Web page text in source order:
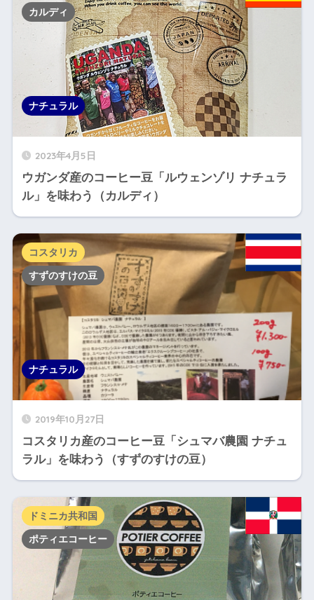
2023年4月5日
ウガンダ産のコーヒー豆「ルウェンゾリ ナチュラ
ル」を味わう（カルディ）
ナチュラル
カルディ
2019年10月27日
コスタリカ産のコーヒー豆「シュマバ農園 ナチュ
ラル」を味わう（すずのすけの豆）
コスタリカ
ナチュラル
すずのすけの豆
ドミニカ共和国
ポティエコーヒー